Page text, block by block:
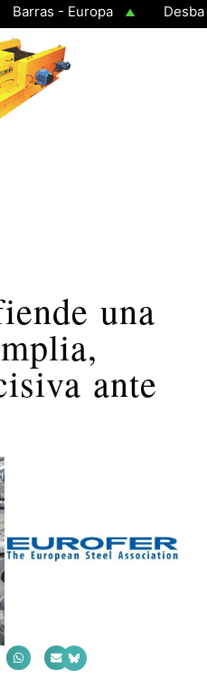
- Europa
Desbaste
una
ante